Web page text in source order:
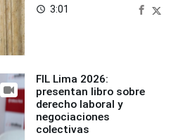
access_time 3:01
FIL Lima 2026:
presentan libro sobre
derecho laboral y
negociaciones
colectivas